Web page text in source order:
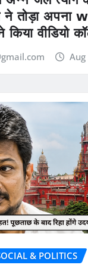
ने तोड़ा
वीडियो
& POLITICS